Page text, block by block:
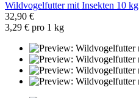
Wildvogelfutter mit Insekten 10 kg
32,90 €
3,29 € pro 1 kg